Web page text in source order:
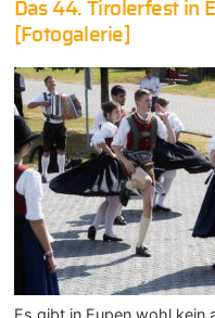
Das 44. Tirolerfest in
[Fotogalerie]
Es gibt in Eupen wohl kein